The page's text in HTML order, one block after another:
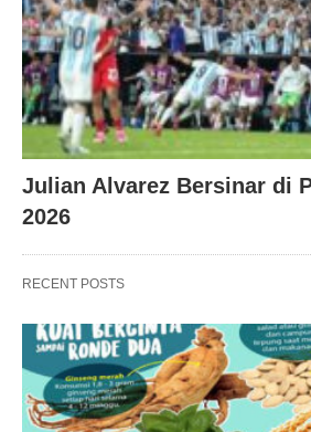
Julian Alvarez Bersinar di
2026
RECENT POSTS